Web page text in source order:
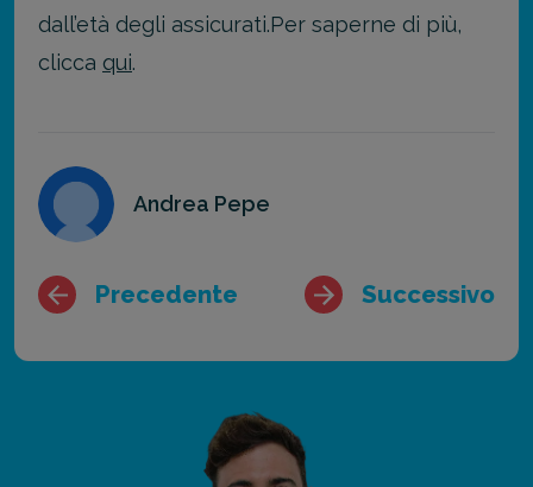
dall’età degli assicurati.Per saperne di più,
clicca qui.
Andrea Pepe
Precedente Successivo